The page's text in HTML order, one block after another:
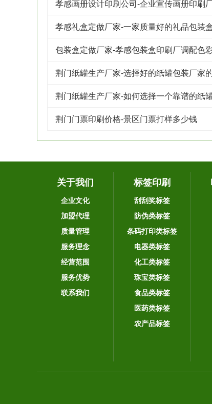
孝感画册设计印刷公司-企业宣传画册印刷
孝感礼盒定做厂家-一家质量好的礼品包装
包装盒定做厂家-孝感包装盒印刷厂调配色
荆门纸罐生产厂家-选择好的纸罐包装厂家
荆门纸罐生产厂家-如何选择一个靠谱的纸
荆门门票印刷价格-景区门票打样多少钱
关于我们
企业文化
加盟代理
质量管理
服务理念
经营范围
服务优势
联系我们
标签印刷
刮刮奖标签
防伪类标签
条码打印类标签
电器类标签
化工类标签
珠宝类标签
食品类标签
医药类标签
农产品标签